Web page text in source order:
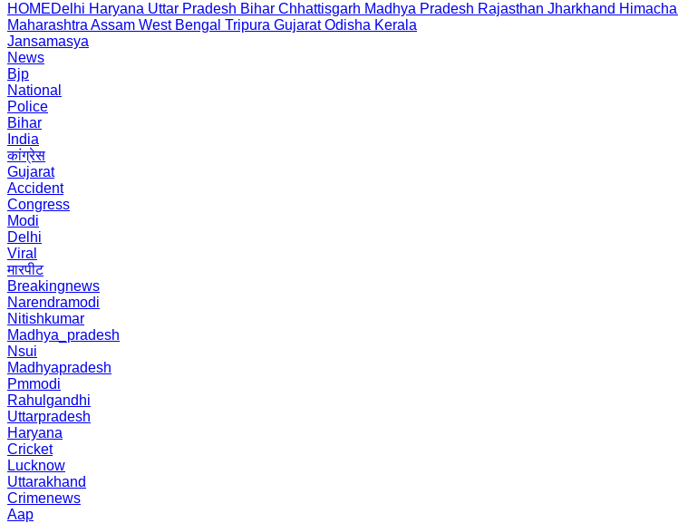
HOMEDelhi Haryana Uttar Pradesh Bihar Chhattisgarh Madhya Pradesh Rajasthan Jharkhand
Maharashtra Assam West Bengal Tripura Gujarat Odisha Kerala
Jansamasya
News
Bjp
National
Police
Bihar
India
कांग्रेस
Gujarat
Accident
Congress
Modi
Delhi
Viral
मारपीट
Breakingnews
Narendramodi
Nitishkumar
Madhya_pradesh
Nsui
Madhyapradesh
Pmmodi
Rahulgandhi
Uttarpradesh
Haryana
Cricket
Lucknow
Uttarakhand
Crimenews
Aap